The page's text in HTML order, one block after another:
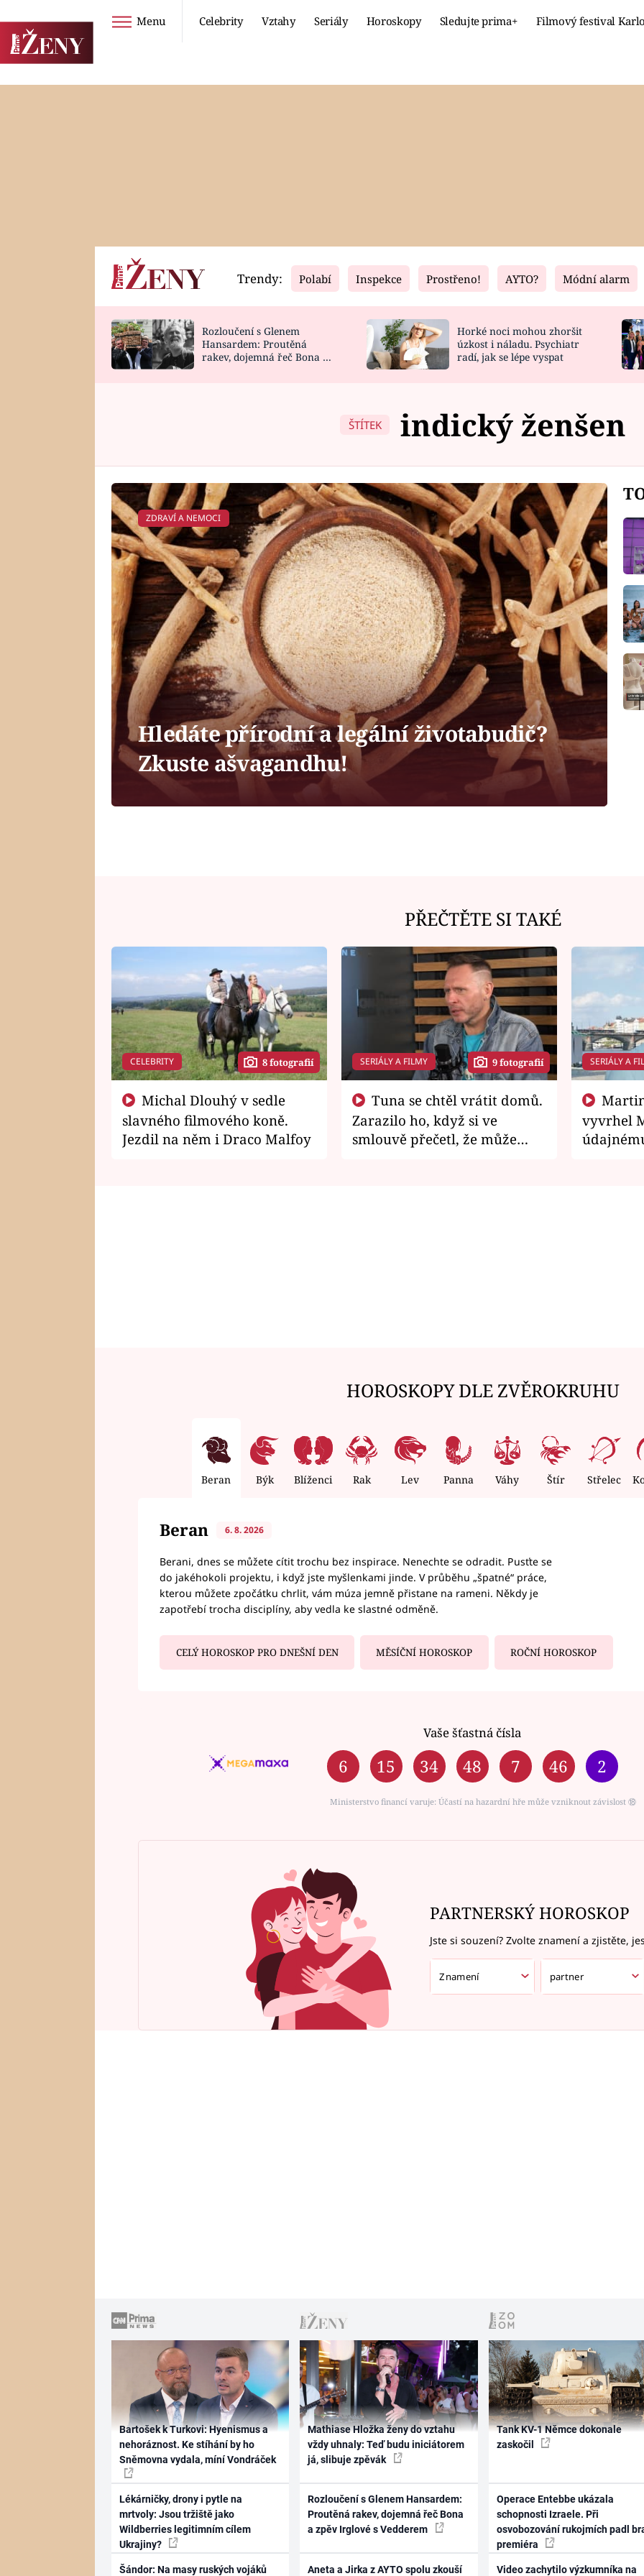
Menu Celebrity Vztahy Seriály Horoskopy Sledujte prima+ Filmový festival
Horoskopy
HOROSKOP NA
Video
CELEBRITY
VAŘENÍ
Fresh
NOVINKY
VIDEORECEPTY
Living
ZAHRADA
DESIGN
Trendy: Polabí Inspekce Prostřeno! AYTO? Módní alarm
Rozloučení s Glenem
Hansardem: Proutěná
rakev, dojemná řeč Bona a
Horké noci mohou zhoršit
úzkost i náladu. Psychiatr
radí, jak se lépe vyspat
ŠTÍTEK indický ženšen
ZDRAVÍ A NEMOCI
Hledáte přírodní a legální životabudič?
Zkuste ašvagandhu!
PŘEČTĚTE SI TAKÉ
CELEBRITY 8 fotografií
slavného filmového koně.
Jezdil na něm i Draco Malfoy
SERIÁLY A FILMY 9 fotografií
Zarazilo ho, když si ve
smlouvě přečetl, že může
SERIÁLY A
vyvrhel
HOROSKOPY DLE ZVĚROKRUHU
Beran Býk Blíženci Rak Lev Panna Váhy Štír Střelec
Beran 6. 8. 2026
Berani, dnes se můžete cítit trochu bez inspirace. Nenechte se odradit. Pusťte se
do jakéhokoli projektu, i když jste myšlenkami jinde. V průběhu „špatné“ práce,
kterou můžete zpočátku chrlit, vám múza jemně přistane na rameni. Někdy je
zapotřebí trocha disciplíny, aby vedla ke slastné odměně.
CELÝ HOROSKOP PRO DNEŠNÍ DEN MĚSÍČNÍ HOROSKOP ROČNÍ HOROSKOP
Vaše šťastná čísla
6 15 34 48 7 46 2
Ministerstvo financí varuje: Účastí na hazardní hře může vzniknout závislost ⑱
PARTNERSKÝ HOROSKOP
Jste si souzení? Zvolte znamení a zjistěte,
Bartošek k Turkovi: Hyenismus a
nehoráznost. Ke stíhání by ho
Sněmovna vydala, míní Vondráček
Lékárničky, drony i pytle na
mrtvoly: Jsou tržiště jako
Wildberries legitimním cílem
Ukrajiny?
Šándor: Na masy ruských vojáků
Mathiase Hložka ženy do vztahu
vždy uhnaly: Teď budu iniciátorem
já, slibuje zpěvák
Rozloučení s Glenem Hansardem:
Proutěná rakev, dojemná řeč Bona
a zpěv Irglové s Vedderem
Aneta a Jirka z AYTO spolu zkouší
Tank KV-1 Němce dokonale
zaskočil
Operace Entebbe ukázala
schopnosti Izraele. Při
osvobozování rukojmích padl
premiéra
Video zachytilo výzkumníka na